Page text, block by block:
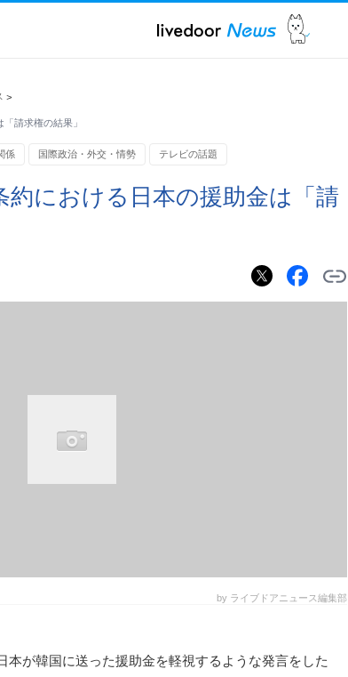
>
請求権の結果」
係 国際政治・外交・情勢 テレビの話題
約における日本の援助金は「請
by ライブドアニュース編集部
本が韓国に送った援助金を軽視するような発言をした